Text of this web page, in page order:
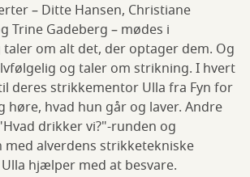
– Ditte Hansen, Christiane
Trine Gadeberg – mødes i
om alt det, der optager dem. Og
og taler om strikning. I hvert
deres strikkementor Ulla fra Fyn for
høre, hvad hun går og laver. Andre
drikker vi?"-runden og
med alverdens strikketekniske
hjælper med at besvare.